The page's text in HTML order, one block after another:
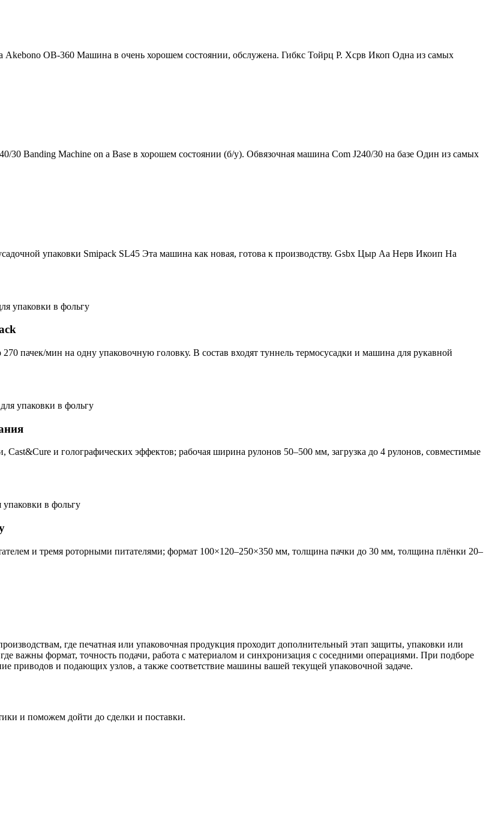
OB-360 Машина в очень хорошем состоянии, обслужена. Гибкс Тойрц Р. Хсрв Икоп Одна из самых
30 Banding Machine on a Base в хорошем состоянии (б/у). Обвязочная машина Com J240/30 на базе Один из самых
упаковки Smipack SL45 Эта машина как новая, готова к производству. Gsbx Цыр Аа Нерв Икоип На
упаковки в фольгу
пачек/мин на одну упаковочную головку. В состав входят туннель термосусадки и машина для рукавной
упаковки в фольгу
и голографических эффектов; рабочая ширина рулонов 50–500 мм, загрузка до 4 рулонов, совместимые
в фольгу
и тремя роторными питателями; формат 100×120–250×350 мм, толщина пачки до 30 мм, толщина плёнки 20–
где печатная или упаковочная продукция проходит дополнительный этап защиты, упаковки или
важны формат, точность подачи, работа с материалом и синхронизация с соседними операциями. При подборе
приводов и подающих узлов, а также соответствие машины вашей текущей упаковочной задаче.
и поможем дойти до сделки и поставки.